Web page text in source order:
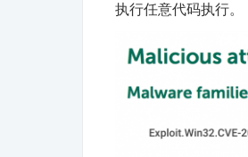
执行任意代码执行。